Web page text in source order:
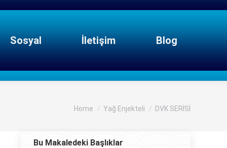
Sosyal İletişim Blog
You are here:
Home Yağ Enjekteli DVK SERİSİ
Bu Makaledeki Başlıklar